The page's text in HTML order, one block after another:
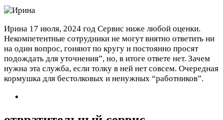
Ирина 17 июля, 2024 год Сервис ниже любой оценки.
Некомпетентные сотрудники не могут внятно ответить ни
на один вопрос, гоняют по кругу и постоянно просят
подождать для уточнения”, но, в итоге ответе нет. Зачем
нужна эта служба, если толку в ней нет совсем. Очередная
кормушка для бестолковых и ненужных “работников”.